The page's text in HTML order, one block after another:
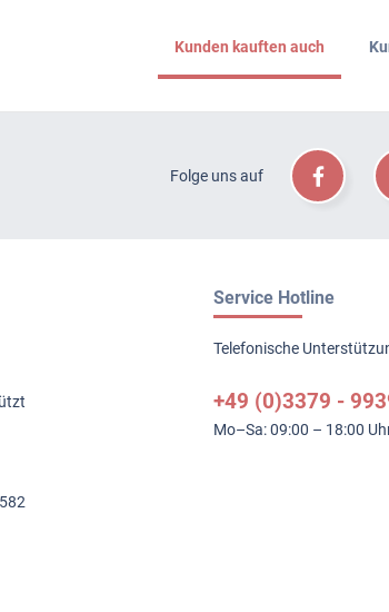
Kunden kauften auch
Folge uns auf
Service Hotline
Telefonische
+49 (0)3379 -
Mo–Sa: 09:00 – 18:00